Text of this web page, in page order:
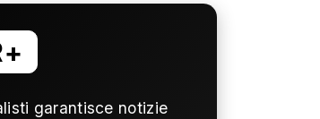
garantisce notizie